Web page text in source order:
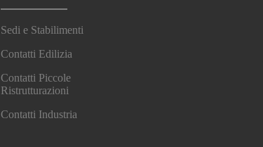
Sedi e Stabilimenti
Contatti Edilizia
Contatti Piccole
Ristrutturazioni
Contatti Industria